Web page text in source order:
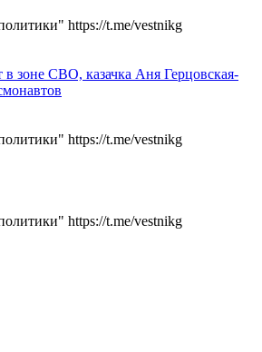
https://t.me/vestnikg
зоне СВО, казачка Аня Герцовская-
https://t.me/vestnikg
https://t.me/vestnikg